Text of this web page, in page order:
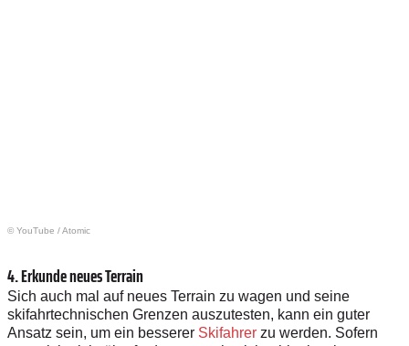
© YouTube /Atomic
4. Erkunde neues Terrain
Sich auch mal auf neues Terrain zu wagen und seine
skifahrtechnischen Grenzen auszutesten, kann ein guter
Ansatz sein, um ein besserer Skifahrer zu werden. Sofern